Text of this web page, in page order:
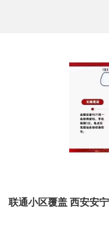
联通小区覆盖 西安安